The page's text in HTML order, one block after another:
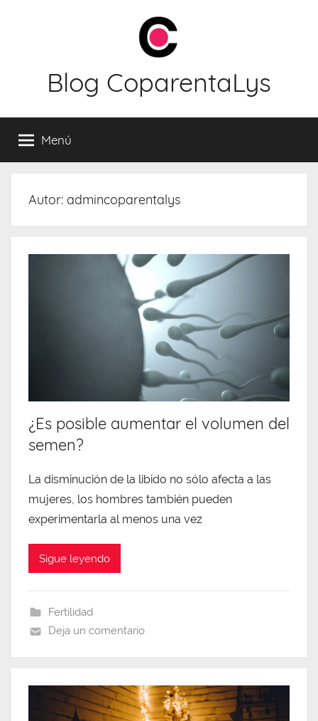
Blog CoparentaLys
Menú
Autor: admincoparentalys
¿Es posible aumentar el volumen del
semen?
La disminución de la libido no sólo afecta a las
mujeres, los hombres también pueden
experimentarla al menos una vez
Sigue leyendo
Fertilidad
Deja un comentario